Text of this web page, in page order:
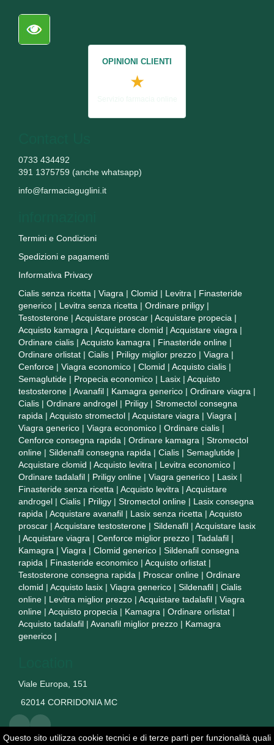
OPINIONI CLIENTI
★
0733 434492
391 1375759 (anche whatsapp)
info@farmaciaguglini.it
Termini e Condizioni
Spedizioni e pagamenti
Informativa Privacy
Cialis senza ricetta | Viagra | Clomid | Levitra | Finasteride
generico | Levitra senza ricetta | Ordinare priligy |
Testosterone | Acquistare proscar | Acquistare propecia |
Acquisto kamagra | Acquistare clomid | Acquistare viagra |
Ordinare cialis | Acquisto kamagra | Finasteride online |
Ordinare orlistat | Cialis | Priligy miglior prezzo | Viagra |
Cenforce | Viagra economico | Clomid | Acquisto cialis |
Semaglutide | Propecia economico | Lasix | Acquisto
testosterone | Avanafil | Kamagra generico | Ordinare viagra |
Cialis | Ordinare androgel | Priligy | Stromectol consegna
rapida | Acquisto stromectol | Acquistare viagra | Viagra |
Viagra generico | Viagra economico | Ordinare cialis |
Cenforce consegna rapida | Ordinare kamagra | Stromectol
online | Sildenafil consegna rapida | Cialis | Semaglutide |
Acquistare clomid | Acquisto levitra | Levitra economico |
Ordinare tadalafil | Priligy online | Viagra generico | Lasix |
Finasteride senza ricetta | Acquisto levitra | Acquistare
androgel | Cialis | Priligy | Stromectol online | Lasix consegna
rapida | Acquistare avanafil | Lasix senza ricetta | Acquisto
proscar | Acquistare testosterone | Sildenafil | Acquistare lasix
| Acquistare viagra | Cenforce miglior prezzo | Tadalafil |
Kamagra | Viagra | Clomid generico | Sildenafil consegna
rapida | Finasteride economico | Acquisto orlistat |
Testosterone consegna rapida | Proscar online | Ordinare
clomid | Acquisto lasix | Viagra generico | Sildenafil | Cialis
online | Levitra miglior prezzo | Acquistare tadalafil | Viagra
online | Acquisto propecia | Kamagra | Ordinare orlistat |
Acquisto tadalafil | Avanafil miglior prezzo | Kamagra
generico |
Viale Europa, 151
62014 CORRIDONIA MC
Questo sito utilizza cookie tecnici e di terze parti per funzionalità quali